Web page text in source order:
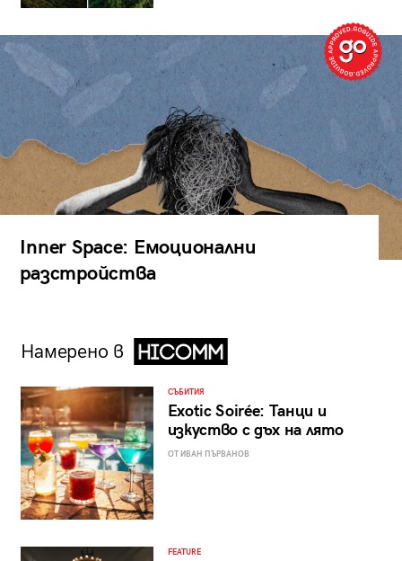
Inner Space: Емоционални
разстройства
Намерено в
СЪБИТИЯ
Exotic Soirée: Танци и
изкуство с дъх на лято
ОТ ИВАН ПЪРВАНОВ
FEATURE